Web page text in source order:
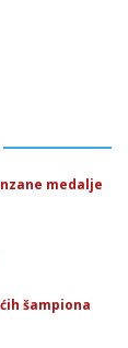
medalje
šampiona